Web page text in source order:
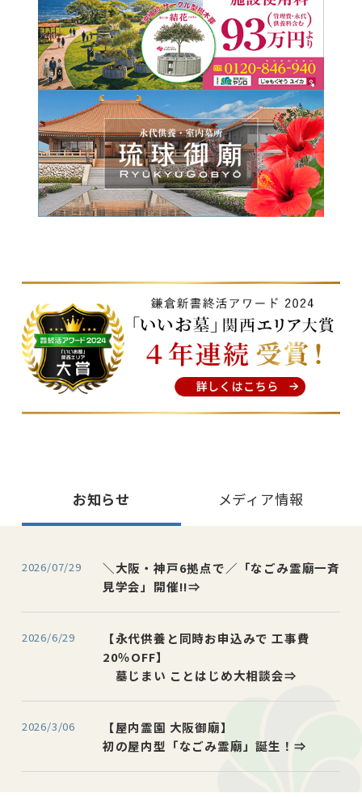
お知らせ メディア情報
2026/07/29
＼大阪・神戸6拠点で／「なごみ霊廟一斉
見学会」開催!!⇒
2026/6/29
【永代供養と同時お申込みで 工事費
20％OFF】
墓じまい ことはじめ大相談会⇒
2026/3/06
【屋内霊園 大阪御廟】
初の屋内型「なごみ霊廟」誕生！⇒